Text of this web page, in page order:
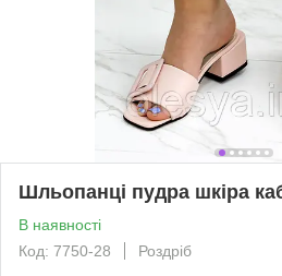
Шльопанці пудра шкіра
В наявності
Код: 7750-28
Роздріб